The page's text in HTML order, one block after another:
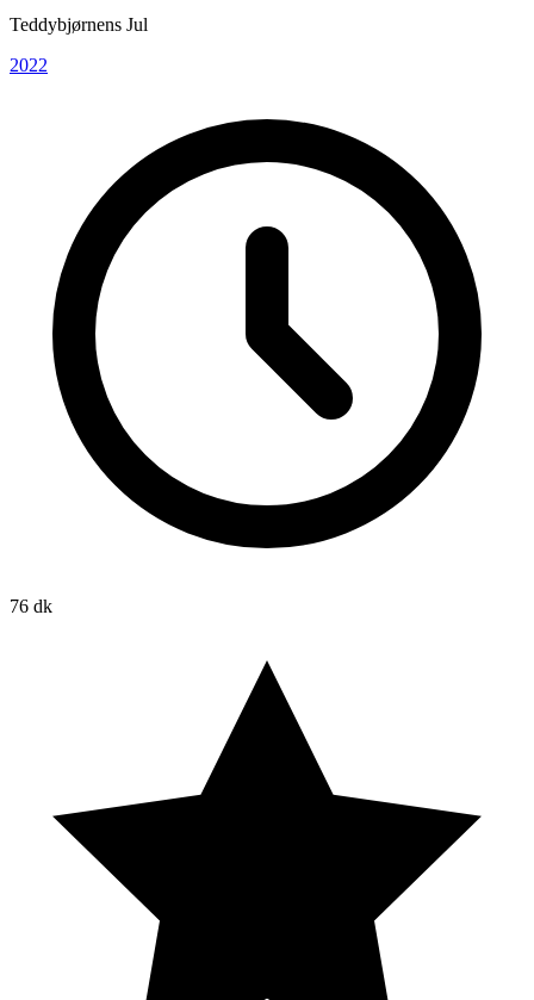
Teddybjørnens Jul
2022
76 dk